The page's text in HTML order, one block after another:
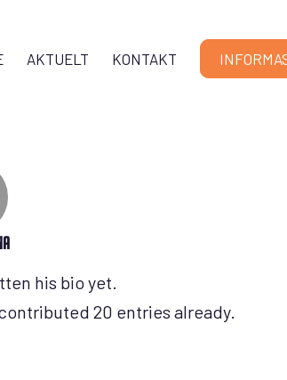
AKTUELT KONTAKT
his bio yet.
20 entries already.